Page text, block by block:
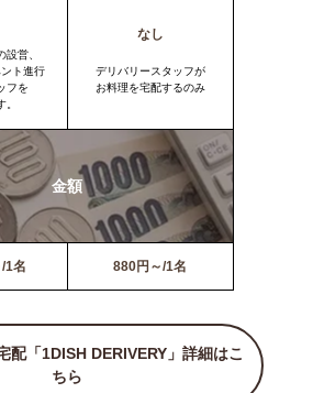
設営、
ト進行
フを
なし
デリバリースタッフが
お料理を宅配するのみ
金額
1名 880円～/1名
配「1DISH DERIVERY」詳細はこ
ちら